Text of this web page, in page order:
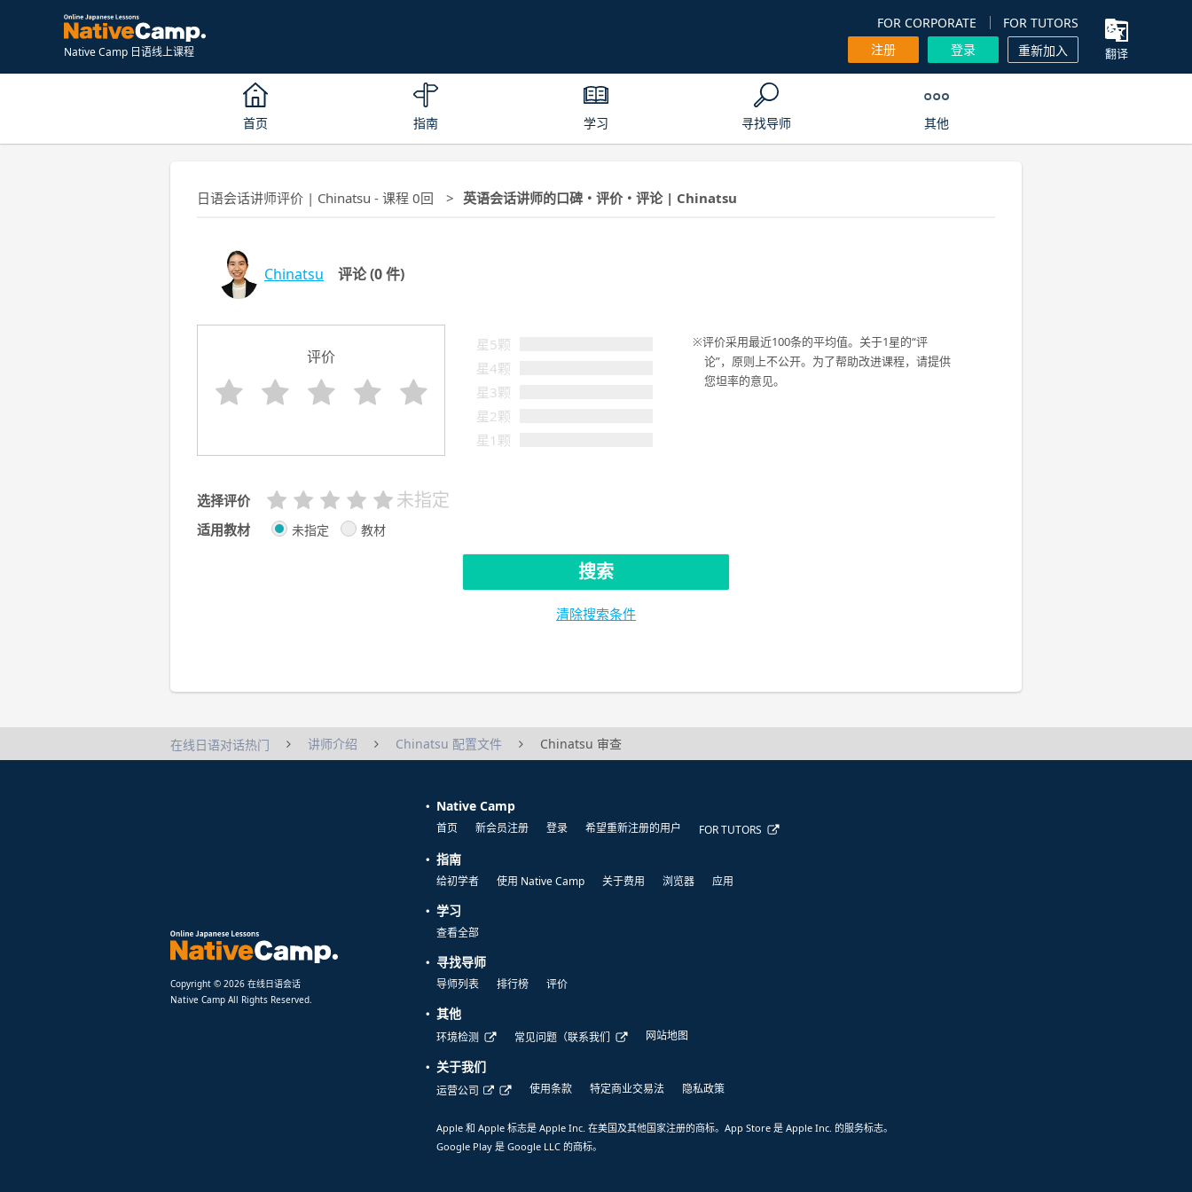
Native Camp 日语线上课程
FOR CORPORATE
FOR TUTORS
注册
登录 重新加入 翻译
首页 指南 学习 寻找导师 其他
日语会话讲师评价 | Chinatsu - 课程 0回 英语会话讲师的口碑・评价・评论 | Chinatsu
Chinatsu 评论(0 件)
评价
星5颗
星4颗
星3颗
星2颗
星1颗
评价采用最近100条的平均值。关于1星的“评
论”，原则上不公开。为了帮助改进课程，请提供
您坦率的意见。
选择评价 未指定
适用教材 未指定 教材
搜索
清除搜索条件
在线日语对话热门 讲师介绍 Chinatsu 配置文件 Chinatsu 审查
Copyright © 2026 在线日语会话
Native Camp All Rights Reserved.
Native Camp
首页 新会员注册 登录 希望重新注册的用户 FOR TUTORS
指南
给初学者 使用 Native Camp 关于费用 浏览器 应用
学习
查看全部
寻找导师
导师列表 排行榜 评价
其他
环境检测 常见问题（联系我们 网站地图
关于我们
运营公司 使用条款 特定商业交易法 隐私政策
Apple 和 Apple 标志是 Apple Inc. 在美国及其他国家注册的商标。App Store 是 Apple Inc. 的服务标志。
Google Play 是 Google LLC 的商标。